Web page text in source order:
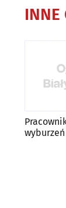
INNE
wyburzeń